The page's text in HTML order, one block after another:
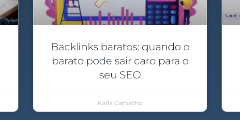
Backlinks baratos: quando o
barato pode sair caro para o
seu SEO
Karla Camacho